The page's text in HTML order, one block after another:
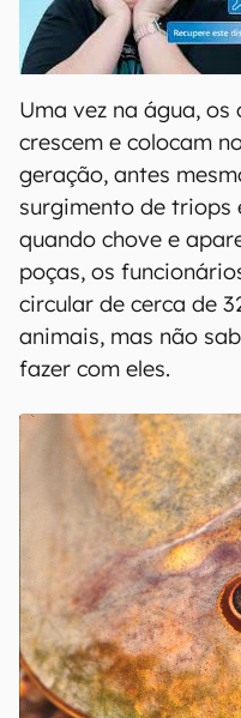
00:00 04:52
Uma vez na água,
crescem e colocam
geração, antes
surgimento de triops
quando chove e
poças, os
circular de cerca de
animais, mas não
fazer com eles.